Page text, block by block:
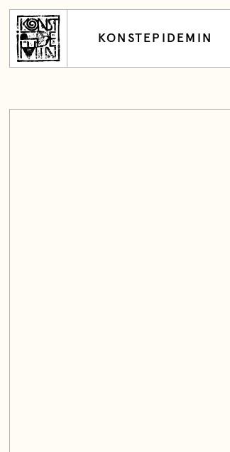
KONSTEPIDEMIN